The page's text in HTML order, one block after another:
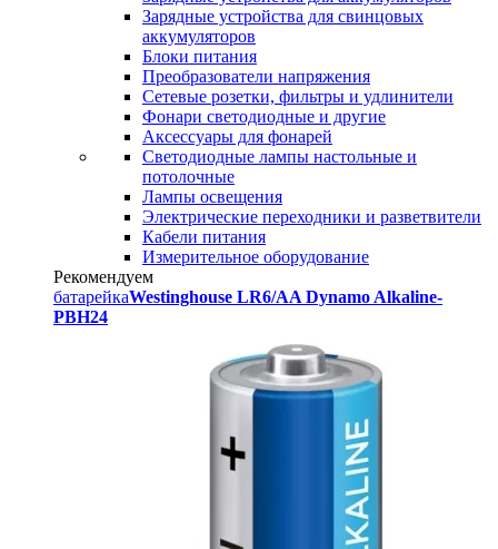
Зарядные устройства для свинцовых
аккумуляторов
Блоки питания
Преобразователи напряжения
Сетевые розетки, фильтры и удлинители
Фонари светодиодные и другие
Аксессуары для фонарей
Светодиодные лампы настольные и
потолочные
Лампы освещения
Электрические переходники и разветвители
Кабели питания
Измерительное оборудование
Рекомендуем
батарейкаWestinghouse LR6/AA Dynamo Alkaline-
PBH24